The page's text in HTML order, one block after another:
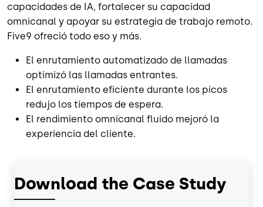
capacidades de IA, fortalecer su capacidad
omnicanal y apoyar su estrategia de trabajo remoto.
Five9 ofreció todo eso y más.
El enrutamiento automatizado de llamadas
optimizó las llamadas entrantes.
El enrutamiento eficiente durante los picos
redujo los tiempos de espera.
El rendimiento omnicanal fluido mejoró la
experiencia del cliente.
Download the Case Study